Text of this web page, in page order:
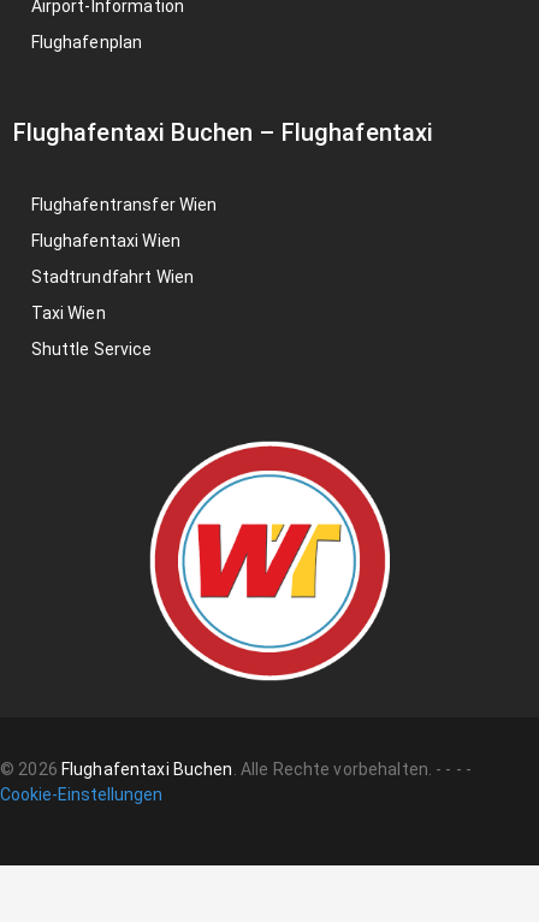
Airport-Information
Flughafenplan
Flughafentaxi Buchen – Flughafentaxi
Flughafentransfer Wien
Flughafentaxi Wien
Stadtrundfahrt Wien
Taxi Wien
Shuttle Service
© 2026 Flughafentaxi Buchen. Alle Rechte vorbehalten. - - - -
Cookie-Einstellungen